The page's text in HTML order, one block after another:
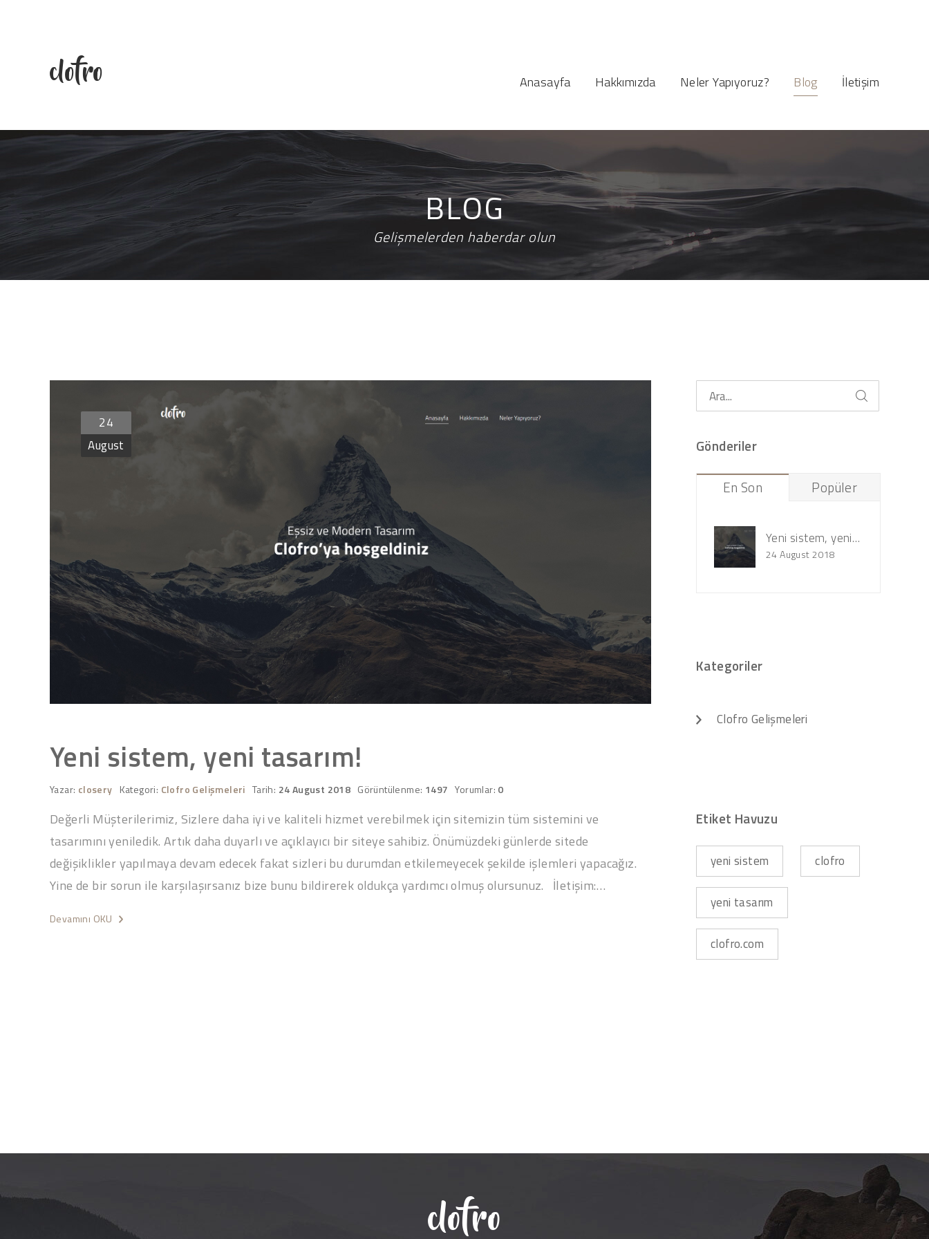
clofro Anasayfa Hakkımızda Neler Yapıyoruz? Blog İletişim
BLOG
Gelişmelerden haberdar olun
24
August
Yeni sistem, yeni tasarım!
Yazar: closery Kategori: Clofro Gelişmeleri Tarih: 24 August 2018 Görüntülenme: 1497 Yorumlar: 0
Değerli Müşterilerimiz, Sizlere daha iyi ve kaliteli hizmet verebilmek için sitemizin tüm sistemini ve
tasarımını yeniledik. Artık daha duyarlı ve açıklayıcı bir siteye sahibiz. Önümüzdeki günlerde sitede
değişiklikler yapılmaya devam edecek fakat sizleri bu durumdan etkilemeyecek şekilde işlemleri yapacağız.
Yine de bir sorun ile karşılaşırsanız bize bunu bildirerek oldukça yardımcı olmuş olursunuz. İletişim:…
Devamını OKU
Gönderiler
En Son Popüler
. Yeni sistem, yeni tasarım!
24 August 2018
Kategoriler
Clofro Gelişmeleri
Etiket Havuzu
yeni sistem clofro
yeni tasarım
clofro.com
clofro